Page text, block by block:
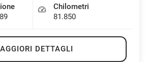
Chilometri
81.850
DETTAGLI